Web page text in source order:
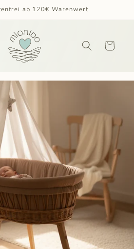
ab 120€ Warenwert
Warenkorb